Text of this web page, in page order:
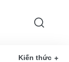
Kiến thức